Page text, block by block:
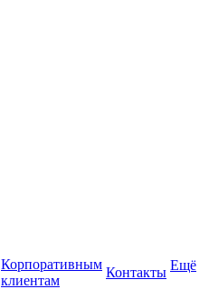
Корпоративным
клиентам
Контакты Ещё